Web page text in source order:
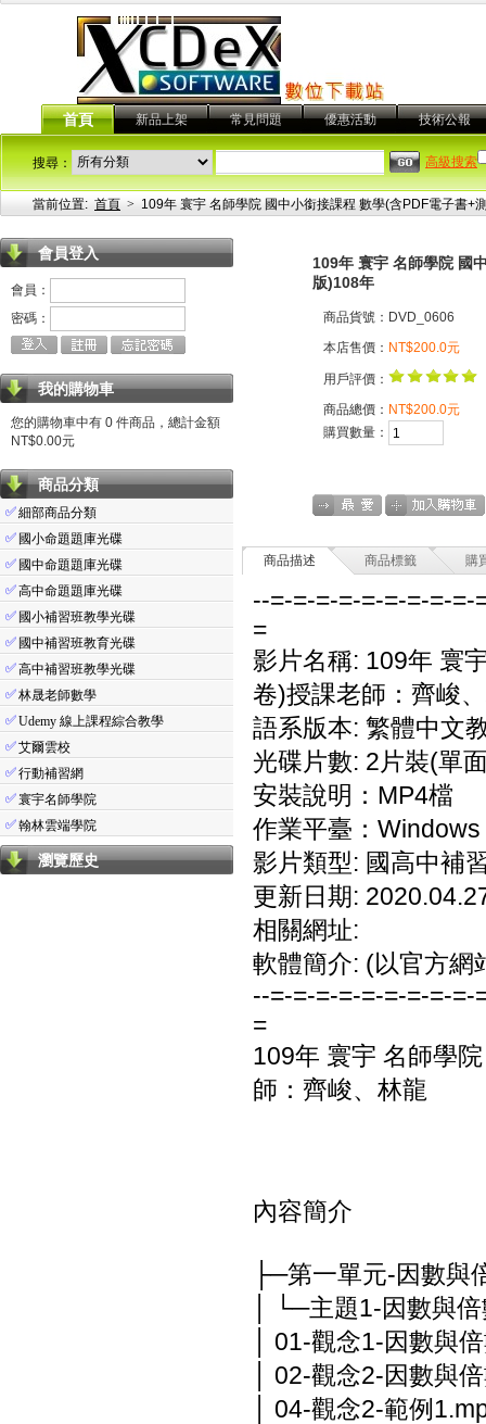
首頁 新品上架 常見問題 優惠活動 技術公報
搜尋： 高級搜索
當前位置: 首頁 > 109年 寰宇 名師學院 國中小銜接課程 數學(含PDF電子書
會員登入
會員：
密碼：
我的購物車
您的購物車中有 0 件商品，總計金額
NT$0.00元
商品分類
✅細部商品分類
✅ 國小命題題庫光碟
✅ 國中命題題庫光碟
✅高中命題題庫光碟
✅ 國小補習班教學光碟
✅ 國中補習班教育光碟
✅高中補習班教學光碟
✅林晟老師數學
✅Udemy 線上課程綜合教學
✅艾爾雲校
✅行動補習網
✅寰宇名師學院
✅翰林雲端學院
瀏覽歷史
109年 寰宇 名師學院 國
版)108年
商品貨號：DVD_0606
本店售價： NT$200.0元
用戶評價：
商品總價： NT$200.0元
購買數量：
商品描述 商品標籤 購
--=-=-=-=-=-=-=-=-=-
=
影片名稱: 109年 寰
卷)授課老師：齊峻
語系版本: 繁體中文
光碟片數: 2片裝(單
安裝說明：MP4檔
作業平臺：
影片類型: 國高中補
更新日期:
相關網址:
軟體簡介: (以官方網
--=-=-=-=-=-=-=-=-=-
=
109年 寰宇 名師學
師：齊峻、林龍
內容簡介
├─第一單元-因數與
│ └─主題1-因數與
│ 01-觀念1-因數與
│ 02-觀念2-因數與
│ 04-觀念2-範例